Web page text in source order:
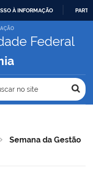
À INFORMAÇÃO
Federal
no site
Semana da Gestão